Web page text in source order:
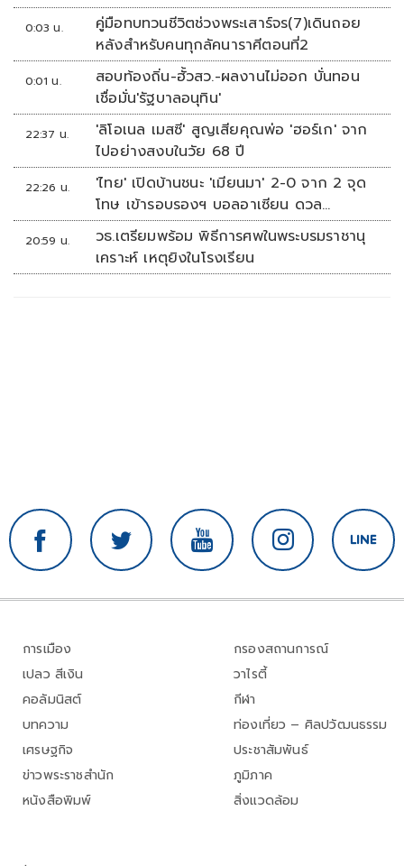
0:03 น.
คู่มือทบทวนชีวิตช่วงพระเสาร์จร(7)เดินถอย
หลังสำหรับคนทุกลัคนาราศีตอนที่2
0:01 น.
สอบท้องถิ่น-ฮั้วสว.-ผลงานไม่ออก บั่นทอน
เชื่อมั่น'รัฐบาลอนุทิน'
22:37 น.
'ลิโอเนล เมสซี' สูญเสียคุณพ่อ 'ฮอร์เก' จาก
ไปอย่างสงบในวัย 68 ปี
22:26 น.
'ไทย' เปิดบ้านชนะ 'เมียนมา' 2-0 จาก 2 จุด
โทษ เข้ารอบรองฯ บอลอาเซียน ดวล
'สิงคโปร์'
20:59 น.
วธ.เตรียมพร้อม พิธีการศพในพระบรมราชานุ
เคราะห์ เหตุยิงในโรงเรียน
การเมือง
เปลว สีเงิน
คอลัมนิสต์
บทความ
เศรษฐกิจ
ข่าวพระราชสำนัก
หนังสือพิมพ์
กรองสถานการณ์
วาไรตี้
กีฬา
ท่องเที่ยว – ศิลปวัฒนธรรม
ประชาสัมพันธ์
ภูมิภาค
สิ่งแวดล้อม